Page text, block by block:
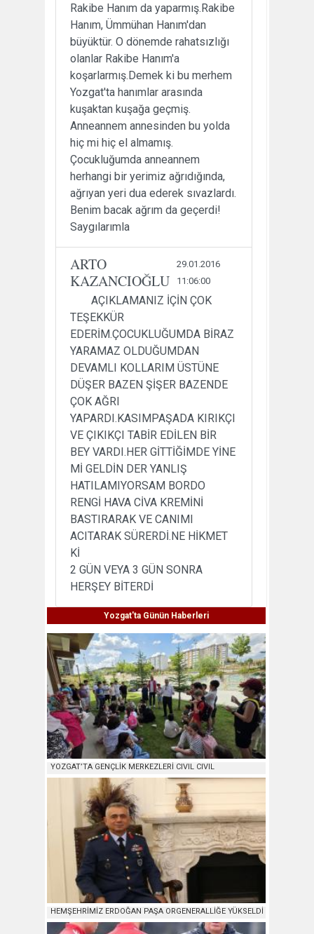
Rakibe Hanım da yaparmış.Rakibe
Hanım, Ümmühan Hanım'dan
büyüktür. O dönemde rahatsızlığı
olanlar Rakibe Hanım'a
koşarlarmış.Demek ki bu merhem
Yozgat'ta hanımlar arasında
kuşaktan kuşağa geçmiş.
Anneannem annesinden bu yolda
hiç mi hiç el almamış.
Çocukluğumda anneannem
herhangi bir yerimiz ağrıdığında,
ağrıyan yeri dua ederek sıvazlardı.
Benim bacak ağrım da geçerdi!
Saygılarımla
ARTO
KAZANCIOĞLU
29.01.2016
11:06:00
AÇIKLAMANIZ İÇİN ÇOK
TEŞEKKÜR
EDERİM.ÇOCUKLUĞUMDA BİRAZ
YARAMAZ OLDUĞUMDAN
DEVAMLI KOLLARIM ÜSTÜNE
DÜŞER BAZEN ŞİŞER BAZENDE
ÇOK AĞRI
YAPARDI.KASIMPAŞADA KIRIKÇI
VE ÇIKIKÇI TABİR EDİLEN BİR
BEY VARDI.HER GİTTİĞİMDE YİNE
Mİ GELDİN DER YANLIŞ
HATILAMIYORSAM BORDO
RENGİ HAVA CİVA KREMİNİ
BASTIRARAK VE CANIMI
ACITARAK SÜRERDİ.NE HİKMET
Kİ
2 GÜN VEYA 3 GÜN SONRA
HERŞEY BİTERDİ
Yozgat'ta Günün Haberleri
YOZGAT’TA GENÇLİK MERKEZLERİ CIVIL CIVIL
HEMŞEHRİMİZ ERDOĞAN PAŞA ORGENERALLİĞE YÜKSELDİ